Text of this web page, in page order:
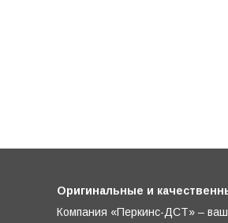
Оригинальные и
Компания «Перкинс-ДСТ» –